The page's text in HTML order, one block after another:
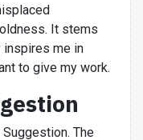
It stems
inspires me in
to give my work.
The